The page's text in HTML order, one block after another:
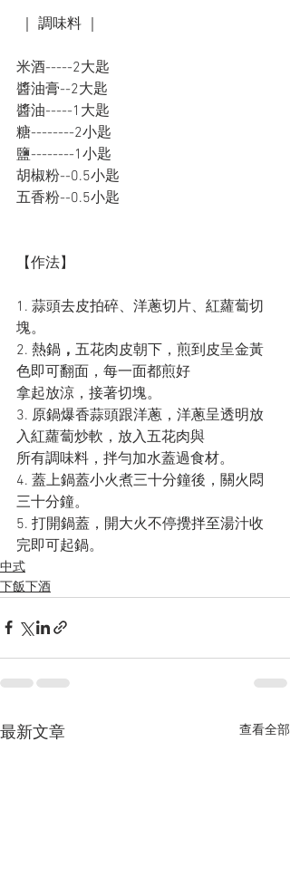
｜ 調味料 ｜
米酒-----2大匙
醬油膏--2大匙
醬油-----1大匙
糖--------2小匙
鹽--------1小匙
胡椒粉--0.5小匙
五香粉--0.5小匙
【作法】
1. 蒜頭去皮拍碎、洋蔥切片、紅蘿蔔切
塊。
2. 熱鍋 ， 五花肉皮朝下，煎到皮呈金黃
色即可翻面，每一面都煎好
拿起放涼，接著切塊。
3. 原鍋爆香蒜頭跟洋蔥，洋蔥呈透明放
入紅蘿蔔炒軟，放入五花肉與
所有調味料，拌勻加水蓋過食材。
4. 蓋上鍋蓋小火煮三十分鐘後，關火悶
三十分鐘。
5. 打開鍋蓋，開大火不停攪拌至湯汁收
完即可起鍋。
中式
下飯下酒
最新文章 查看全部